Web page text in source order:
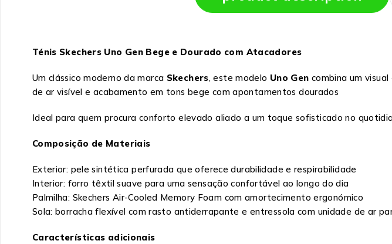
Ténis Skechers Uno Gen Bege e Dourado com Atacadores
Um clássico moderno da marca Skechers, este modelo Uno Gen combina um
de ar visível e acabamento em tons bege com apontamentos dourados
Ideal para quem procura conforto elevado aliado a um toque sofisticado no
Composição de Materiais
Exterior: pele sintética perfurada que oferece durabilidade e respirabilidade
Interior: forro têxtil suave para uma sensação confortável ao longo do dia
Palmilha: Skechers Air-Cooled Memory Foam com amortecimento ergonómico
Sola: borracha flexível com rasto antiderrapante e entressola com unidade de ar
Características adicionais